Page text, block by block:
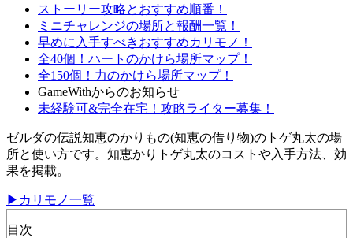
ストーリー攻略とおすすめ順番！
ミニチャレンジの場所と報酬一覧！
早めに入手すべきおすすめカリモノ！
全40個！ハートのかけら場所マップ！
全150個！力のかけら場所マップ！
GameWithからのお知らせ
未経験可&完全在宅！攻略ライター募集！
ゼルダの伝説知恵のかりもの(知恵の借り物)のトゲ丸太の場
所と使い方です。知恵かりトゲ丸太のコストや入手方法、効
果を掲載。
▶カリモノ一覧
目次